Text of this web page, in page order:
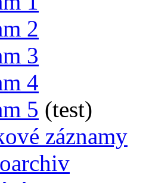
2
3
4
5 (test)
záznamy